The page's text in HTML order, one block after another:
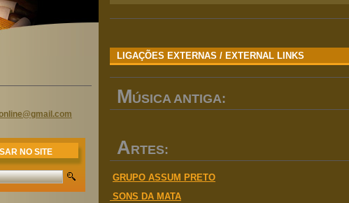
LIGAÇÕES EXTERNAS / EXTERNAL LINKS
MÚSICA ANTIGA:
ARTES:
GRUPO ASSUM PRETO
SONS DA MATA
ne@gmail .com
NO SITE